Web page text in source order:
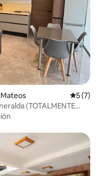
5 (7)
(TOTALMENTE